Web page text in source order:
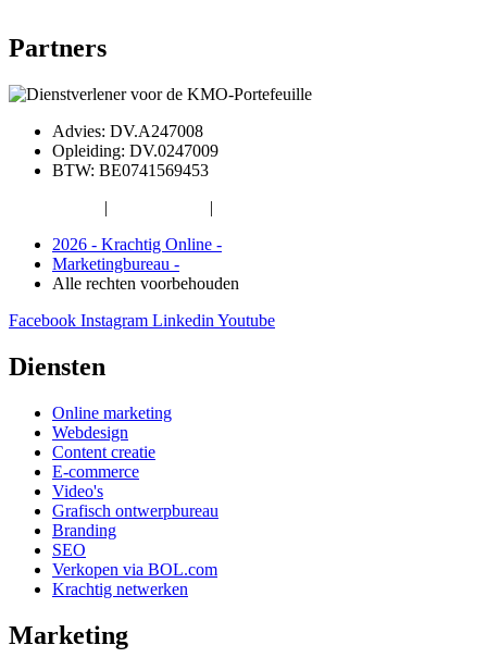
Partners
Advies: DV.A247008
Opleiding: DV.0247009
BTW: BE0741569453
| |
2026 - Krachtig Online -
Marketingbureau -
Alle rechten voorbehouden
Facebook Instagram Linkedin Youtube
Diensten
Online marketing
Webdesign
Content creatie
E-commerce
Video's
Grafisch ontwerpbureau
Branding
SEO
Verkopen via BOL.com
Krachtig netwerken
Marketing